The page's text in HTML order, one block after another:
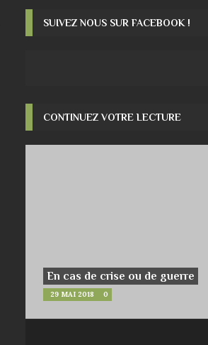
SUIVEZ NOUS SUR FACEBOOK !
CONTINUEZ VOTRE LECTURE
En cas de crise ou de guerre
29 MAI 2018 0